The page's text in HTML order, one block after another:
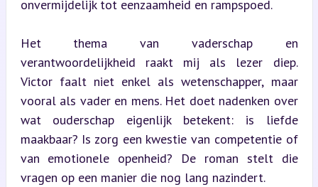
onvermijdelijk tot eenzaamheid en rampspoed.
Het thema van vaderschap en
verantwoordelijkheid raakt mij als lezer diep.
Victor faalt niet enkel als wetenschapper, maar
vooral als vader en mens. Het doet nadenken over
wat ouderschap eigenlijk betekent: is liefde
maakbaar? Is zorg een kwestie van competentie of
van emotionele openheid? De roman stelt die
vragen op een manier die nog lang nazindert.